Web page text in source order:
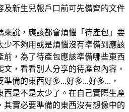
來說，應該都會煩惱「待產包」要
少不夠用或是煩惱沒有準備到應該
前，為了待產包應該準備哪些東西
，看看別人分享的待產包內容，
備的東西好多...好多...好多...，
西是不是太少了。在自己實際生產
其實必要準備的東西沒有想像中的